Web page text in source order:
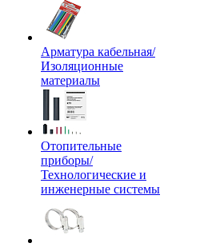
Арматура кабельная/
Изоляционные
материалы
Отопительные
приборы/
Технологические и
инженерные системы